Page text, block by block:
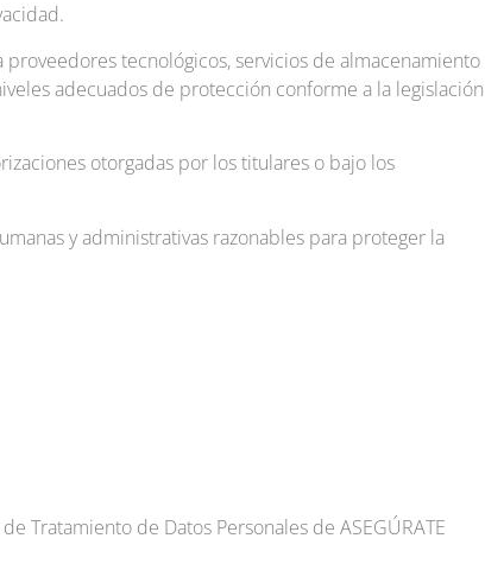
tecnológicos, servicios de almacenamiento
adecuados de protección conforme a la legislación
otorgadas por los titulares o bajo los
y administrativas razonables para proteger la
Tratamiento de Datos Personales de ASEGÚRATE